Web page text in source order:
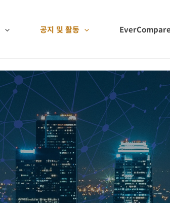
공지 및 활동 EverCompare